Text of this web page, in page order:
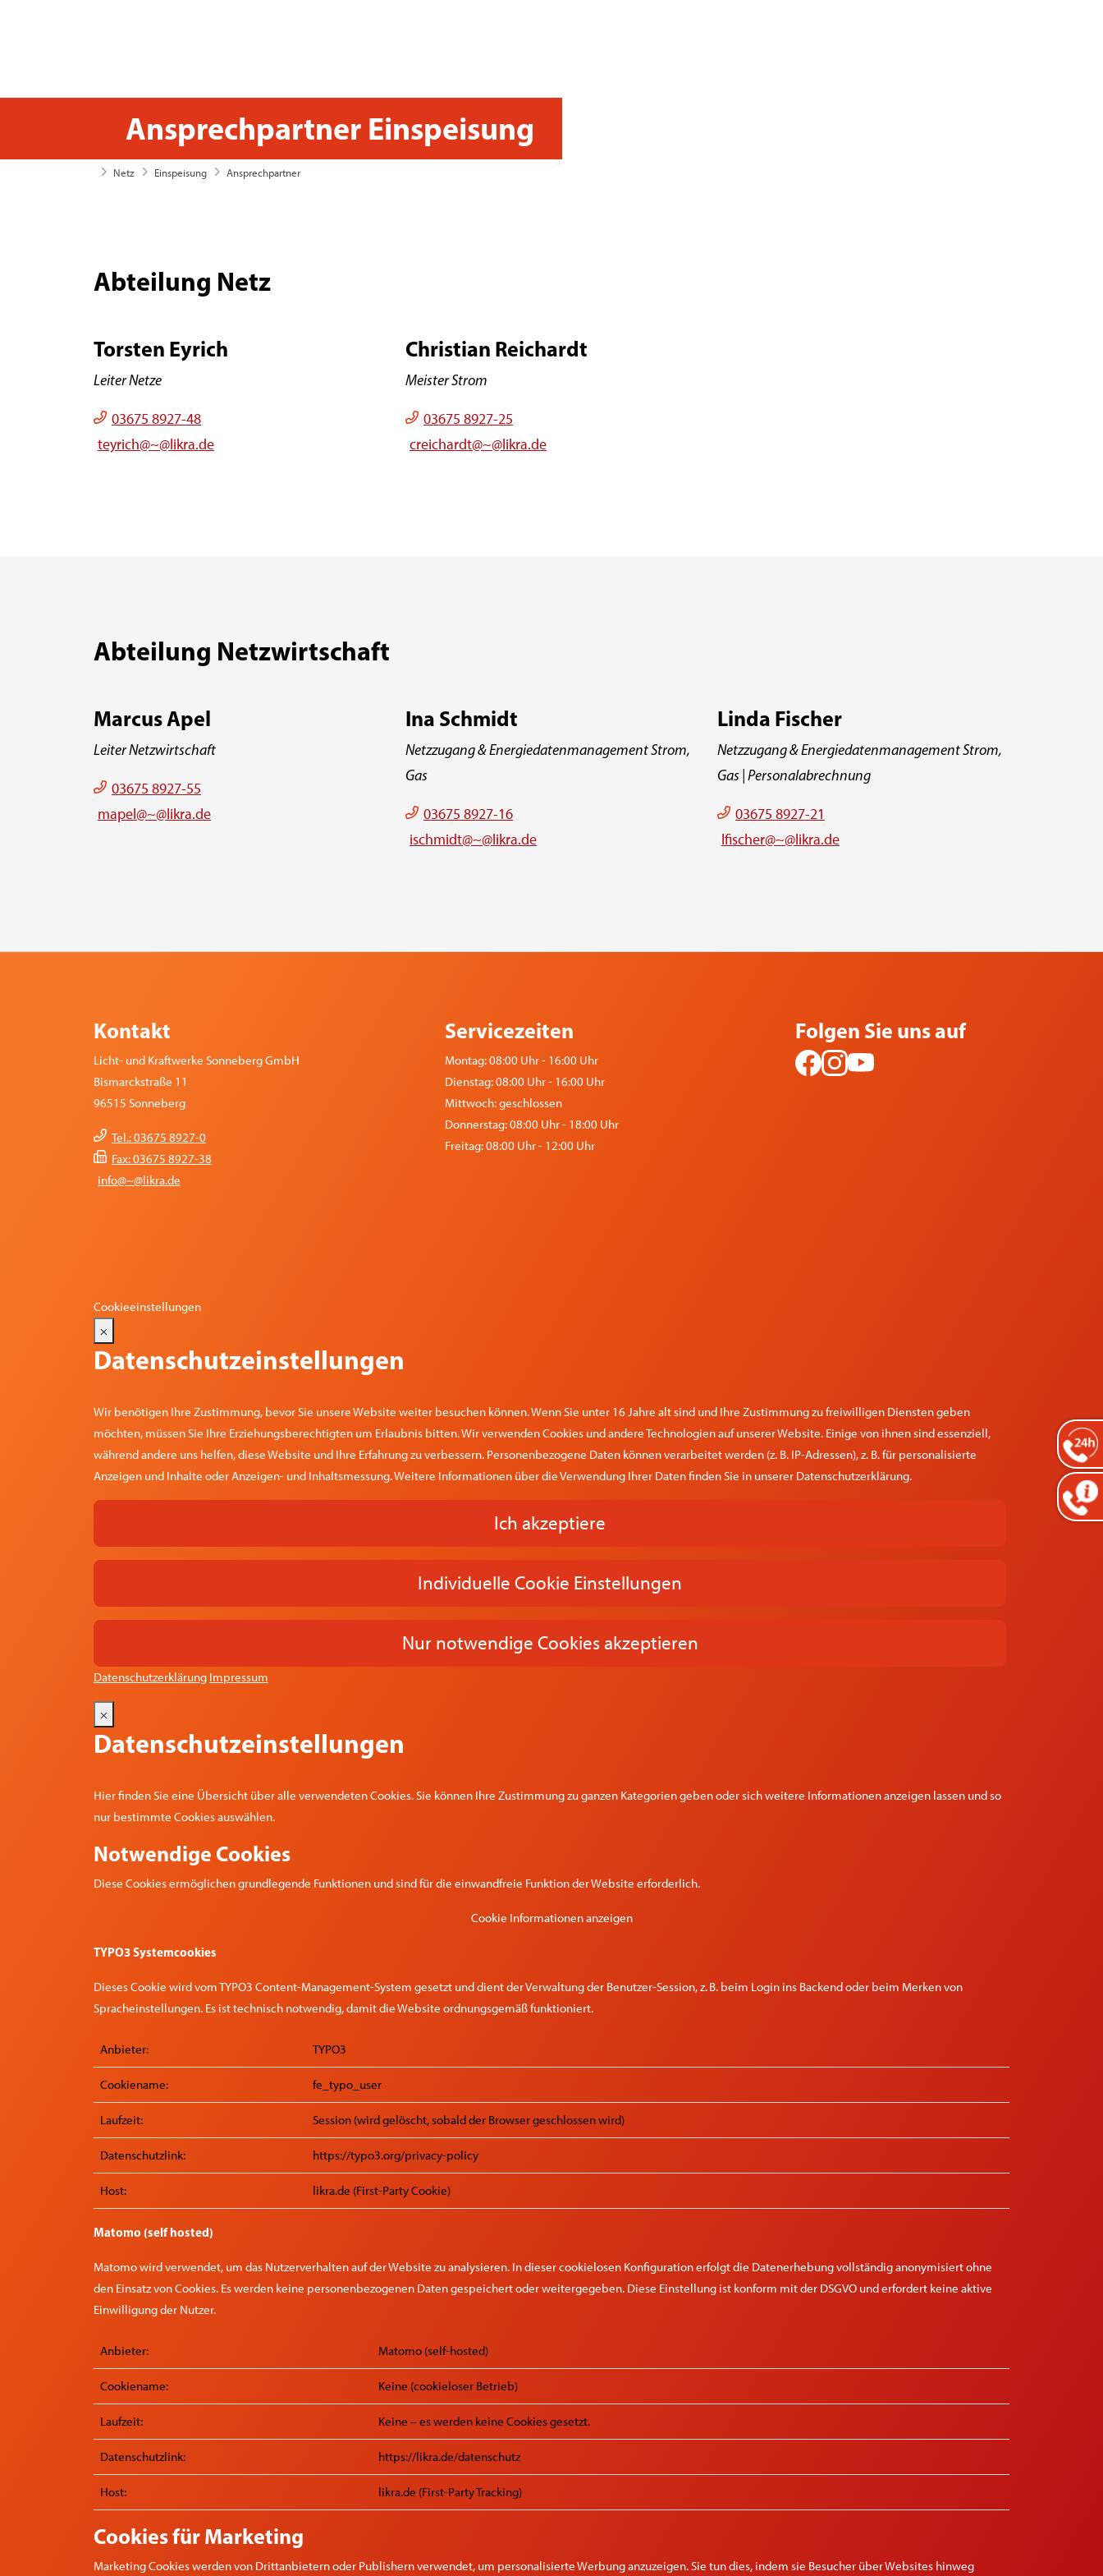
Ansprechpartner Einspeisung
likra Netz Einspeisung Ansprechpartner
Abteilung Netz
Torsten Eyrich
Leiter Netze
03675 8927-48
teyrich@~@likra.de
Christian Reichardt
Meister Strom
03675 8927-25
creichardt@~@likra.de
Abteilung Netzwirtschaft
Marcus Apel
Leiter Netzwirtschaft
03675 8927-55
mapel@~@likra.de
Ina Schmidt
Netzzugang & Energiedatenmanagement Strom,
Gas
03675 8927-16
ischmidt@~@likra.de
Linda Fischer
Netzzugang & Energiedatenmanagement Strom,
Gas | Personalabrechnung
03675 8927-21
lfischer@~@likra.de
Kontakt
Licht- und Kraftwerke Sonneberg GmbH
Bismarckstraße 11
96515 Sonneberg
Tel.: 03675 8927-0
Fax: 03675 8927-38
info@~@likra.de
Servicezeiten
Montag: 08:00 Uhr - 16:00 Uhr
Dienstag: 08:00 Uhr - 16:00 Uhr
Mittwoch: geschlossen
Donnerstag: 08:00 Uhr - 18:00 Uhr
Freitag: 08:00 Uhr - 12:00 Uhr
Folgen Sie uns auf
Cookieeinstellungen
×
Datenschutzeinstellungen
Wir benötigen Ihre Zustimmung, bevor Sie unsere Website weiter besuchen können. Wenn Sie unter 16 Jahre alt sind und Ihre Zustimmung zu freiwilligen Diensten geben
möchten, müssen Sie Ihre Erziehungsberechtigten um Erlaubnis bitten. Wir verwenden Cookies und andere Technologien auf unserer Website. Einige von ihnen sind essenziell,
während andere uns helfen, diese Website und Ihre Erfahrung zu verbessern. Personenbezogene Daten können verarbeitet werden (z. B. IP-Adressen), z. B. für personalisierte
Anzeigen und Inhalte oder Anzeigen- und Inhaltsmessung. Weitere Informationen über die Verwendung Ihrer Daten finden Sie in unserer Datenschutzerklärung.
Ich akzeptiere
Individuelle Cookie Einstellungen
Nur notwendige Cookies akzeptieren
Datenschutzerklärung Impressum
×
Datenschutzeinstellungen
Hier finden Sie eine Übersicht über alle verwendeten Cookies. Sie können Ihre Zustimmung zu ganzen Kategorien geben oder sich weitere Informationen anzeigen lassen und so
nur bestimmte Cookies auswählen.
Notwendige Cookies
Diese Cookies ermöglichen grundlegende Funktionen und sind für die einwandfreie Funktion der Website erforderlich.
Cookie Informationen anzeigen
TYPO3 Systemcookies
Dieses Cookie wird vom TYPO3 Content-Management-System gesetzt und dient der Verwaltung der Benutzer-Session, z. B. beim Login ins Backend oder beim Merken von
Spracheinstellungen. Es ist technisch notwendig, damit die Website ordnungsgemäß funktioniert.
Anbieter: TYPO3
Cookiename: fe_typo_user
Laufzeit: Session (wird gelöscht, sobald der Browser geschlossen wird)
Datenschutzlink: https://typo3.org/privacy-policy
Host: likra.de (First-Party Cookie)
Matomo (self hosted)
Matomo wird verwendet, um das Nutzerverhalten auf der Website zu analysieren. In dieser cookielosen Konfiguration erfolgt die Datenerhebung vollständig anonymisiert ohne
den Einsatz von Cookies. Es werden keine personenbezogenen Daten gespeichert oder weitergegeben. Diese Einstellung ist konform mit der DSGVO und erfordert keine aktive
Einwilligung der Nutzer.
Anbieter: Matomo (self-hosted)
Cookiename: Keine (cookieloser Betrieb)
Laufzeit: Keine – es werden keine Cookies gesetzt.
Datenschutzlink: https://likra.de/datenschutz
Host: likra.de (First-Party Tracking)
Cookies für Marketing
Marketing Cookies werden von Drittanbietern oder Publishern verwendet, um personalisierte Werbung anzuzeigen. Sie tun dies, indem sie Besucher über Websites hinweg